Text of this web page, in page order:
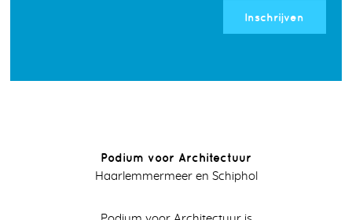
Inschrijven
Podium voor Architectuur
Haarlemmermeer en Schiphol